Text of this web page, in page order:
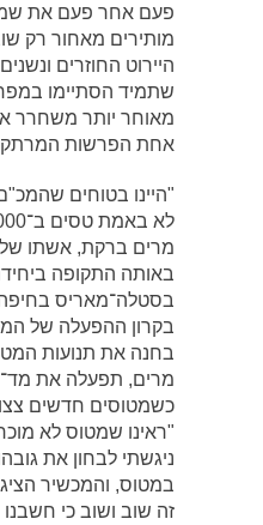
פעם אחר פעם את
מותירים מאחור רק
היירוט החוזרים
שתמיד הסתיימו
מאוחר יותר משחרר
אחת הפרשות
"היינו בטוחים
מרים ברקת, אשתו
באותה התקופה
בסטלה־מאריס
בקרון ההפעלה של
בחנה את תנועות
מרים, תפעלה את
כשמטוסים חדשים
"ראינו שמטוס לא
ניגשתי לבחון את
זה שוב ושוב כי